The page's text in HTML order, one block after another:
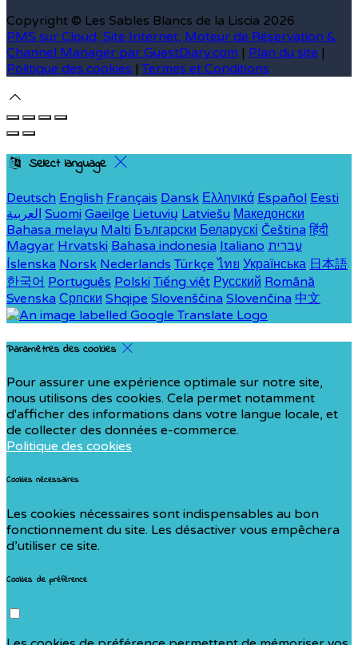
Copyright © Les Sables Blancs de la Liscia 2026
PMS sur Cloud, Site Internet, Moteur de Réservation &
Channel Manager par GuestDiary.com | Plan du site |
Politique des cookies | Termes et Conditions
Select language
Deutsch English Français Dansk Ελληνικά Español Eesti
العربية Suomi Gaeilge Lietuvių Latviešu Македонски
Bahasa melayu Malti Български Беларускі Čeština हिंदी
Magyar Hrvatski Bahasa indonesia Italiano עברית
Íslenska Norsk Nederlands Türkçe ไทย Українська 日本語
한국어 Português Polski Tiếng việt Русский Română
Svenska Српски Shqipe Slovenščina Slovenčina 中文
Paramètres des cookies
Pour assurer une expérience optimale sur notre site,
nous utilisons des cookies. Cela permet notamment
d'afficher des informations dans votre langue locale, et
de collecter des données e-commerce.
Politique des cookies
Cookies nécessaires
Les cookies nécessaires sont indispensables au bon
fonctionnement du site. Les désactiver vous empêchera
d’utiliser ce site.
Cookies de préférence